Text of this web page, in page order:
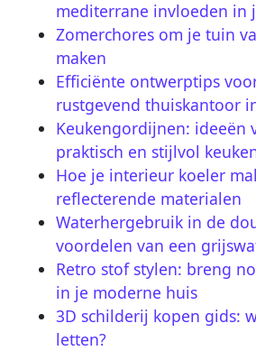
mediterrane invloeden in
Zomerchores om je tuin
maken
Efficiënte ontwerptips
rustgevend thuiskantoor
Keukengordijnen: ideeën
praktisch en stijlvol
Hoe je interieur koeler
reflecterende materialen
Waterhergebruik in de
voordelen van een
Retro stof stylen: breng
in je moderne huis
3D schilderij kopen gids:
letten?